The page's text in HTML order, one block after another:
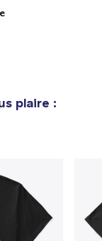
plaire :